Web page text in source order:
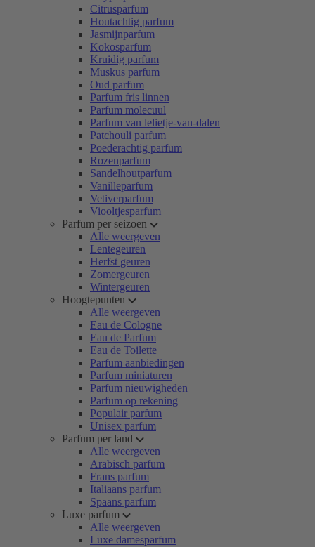
Citrusparfum
Houtachtig parfum
Jasmijnparfum
Kokosparfum
Kruidig parfum
Muskus parfum
Oud parfum
Parfum fris linnen
Parfum molecuul
Parfum van lelietje-van-dalen
Patchouli parfum
Poederachtig parfum
Rozenparfum
Sandelhoutparfum
Vanilleparfum
Vetiverparfum
Viooltjesparfum
Parfum per seizoen
Alle weergeven
Lentegeuren
Herfst geuren
Zomergeuren
Wintergeuren
Hoogtepunten
Alle weergeven
Eau de Cologne
Eau de Parfum
Eau de Toilette
Parfum aanbiedingen
Parfum miniaturen
Parfum nieuwigheden
Parfum op rekening
Populair parfum
Unisex parfum
Parfum per land
Alle weergeven
Arabisch parfum
Frans parfum
Italiaans parfum
Spaans parfum
Luxe parfum
Alle weergeven
Luxe damesparfum